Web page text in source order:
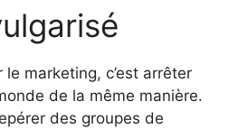
marketing, c’est arrêter
de la même manière.
des groupes de